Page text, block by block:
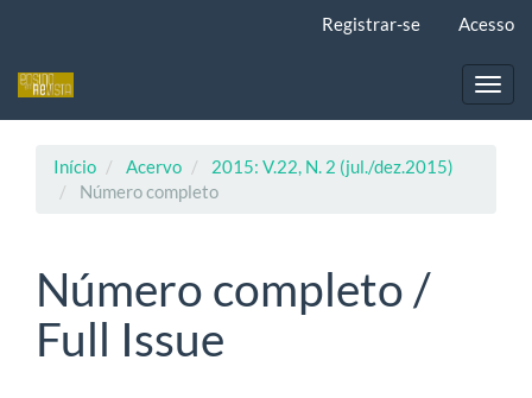
principal
Registrar-se Acesso
Início Acervo
2015: V.22, N. 2 (jul./dez.2015)
Número completo
Número completo /
Full Issue